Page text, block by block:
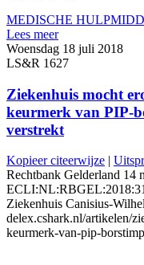
MEDISCHE
Lees meer
Woensdag 18 juli 2018
LS&R 1627
Ziekenhuis mocht
keurmerk van PIP-
verstrekt
Kopieer citeerwijze |
Rechtbank Gelderland 14
Ziekenhuis Canisius-
delex.cshark.nl/artikelen/
keurmerk-van-pip-